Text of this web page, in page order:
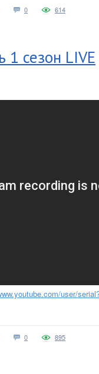
0 614
1 сезон LIVE
user/
0 895